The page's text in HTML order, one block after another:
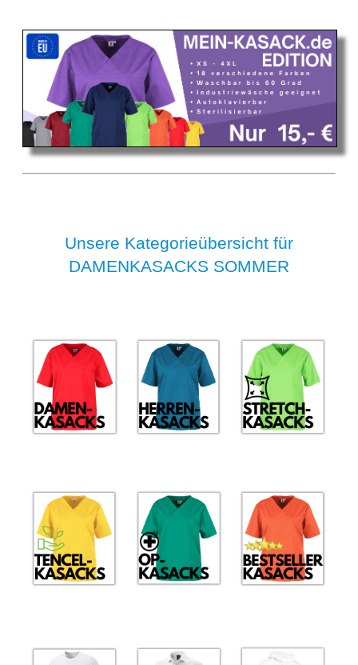
Unsere Kategorieübersicht für
DAMENKASACKS SOMMER